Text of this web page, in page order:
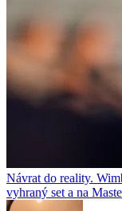
Návrat do reality.
vyhraný set a na